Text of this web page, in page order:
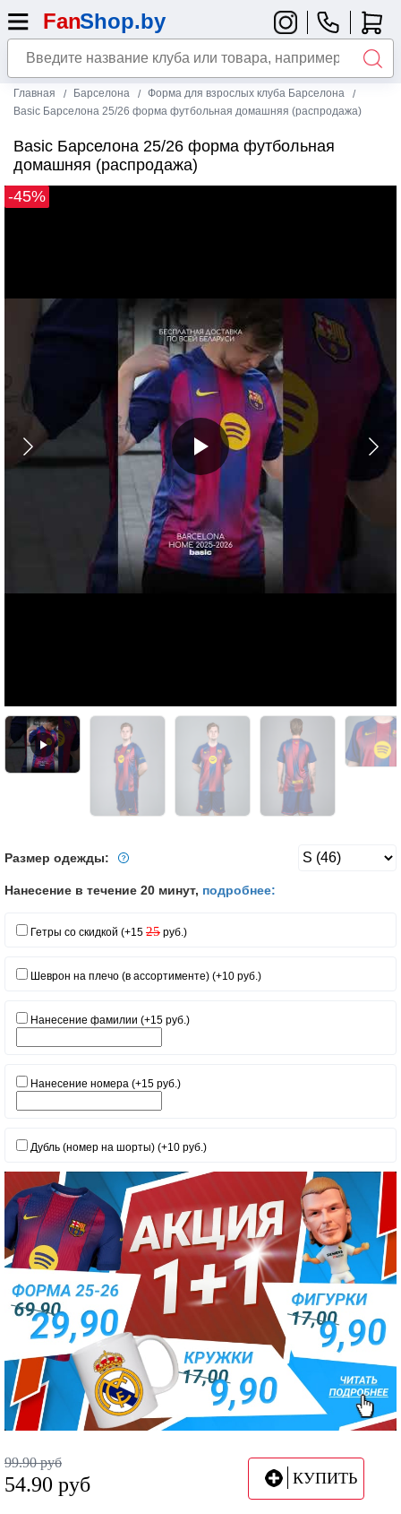
Главная Барселона
Форма для взрослых клуба Барселона
Basic Барселона 25/26 форма футбольная домашняя (распродажа)
Basic Барселона 25/26 форма футбольная
домашняя (распродажа)
-45%
Размер одежды:
Нанесение в течение 20 минут, подробнее:
Гетры со скидкой (+15 25 руб.)
Шеврон на плечо (в ассортименте) (+10 руб.)
Нанесение фамилии (+15 руб.)
Нанесение номера (+15 руб.)
Дубль (номер на шорты) (+10 руб.)
99.90 руб
54.90 руб КУПИТЬ